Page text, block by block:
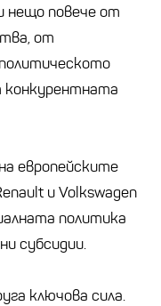
нещо повече от
от
конкурентната
европейските
и Volkswagen
политика
субсидии.
ключова сила.